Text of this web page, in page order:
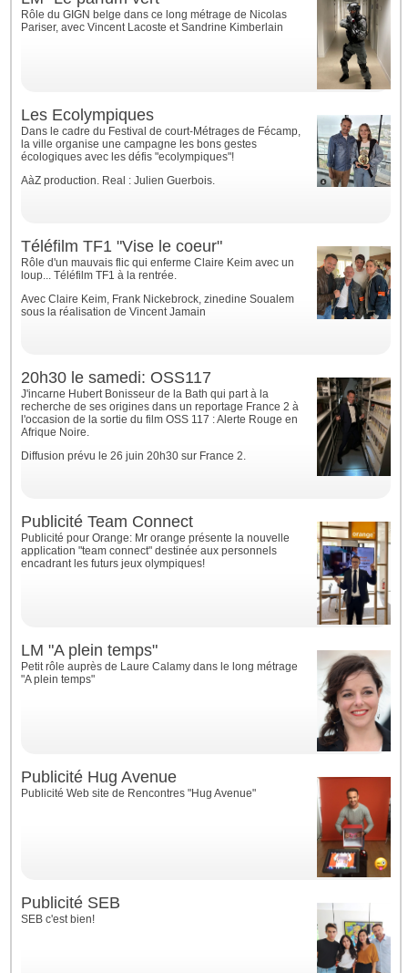
Rôle du GIGN belge dans ce long métrage de Nicolas
Pariser, avec Vincent Lacoste et Sandrine Kimberlain
Les Ecolympiques
Dans le cadre du Festival de court-Métrages de Fécamp,
la ville organise une campagne les bons gestes
écologiques avec les défis "ecolympiques"!
AàZ production. Real : Julien Guerbois.
Téléfilm TF1 "Vise le coeur"
Rôle d'un mauvais flic qui enferme Claire Keim avec un
loup... Téléfilm TF1 à la rentrée.
Avec Claire Keim, Frank Nickebrock, zinedine Soualem
sous la réalisation de Vincent Jamain
20h30 le samedi: OSS117
J'incarne Hubert Bonisseur de la Bath qui part à la
recherche de ses origines dans un reportage France 2 à
l'occasion de la sortie du film OSS 117 : Alerte Rouge en
Afrique Noire.
Diffusion prévu le 26 juin 20h30 sur France 2.
Publicité Team Connect
Publicité pour Orange: Mr orange présente la nouvelle
application "team connect" destinée aux personnels
encadrant les futurs jeux olympiques!
LM "A plein temps"
Petit rôle auprès de Laure Calamy dans le long métrage
"A plein temps"
Publicité Hug Avenue
Publicité Web site de Rencontres "Hug Avenue"
Publicité SEB
SEB c'est bien!